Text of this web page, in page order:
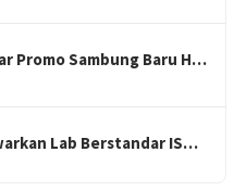
Promo Sambung Baru H…
Lab Berstandar IS…